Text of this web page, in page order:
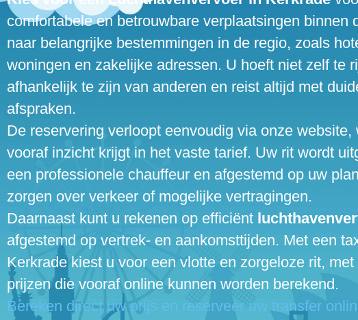
comfortabele en betrouwbare verplaatsingen binnen
naar belangrijke bestemmingen in de regio, zoals
woningen en zakelijke adressen. U hoeft niet zelf te
afhankelijk te zijn van anderen en reist altijd met
afspraken.
De reservering verloopt eenvoudig via onze website,
vooraf inzicht krijgt in het vaste tarief. Uw rit wordt
een professionele chauffeur en afgestemd op uw
zorgen over verkeer of mogelijke vertragingen.
Daarnaast kunt u rekenen op efficiënt
afgestemd op vertrek- en aankomsttijden. Met een
Kerkrade kiest u voor een vlotte en zorgeloze rit,
prijzen die vooraf online kunnen worden berekend.
Bereken direct uw prijs en reserveer uw transfer